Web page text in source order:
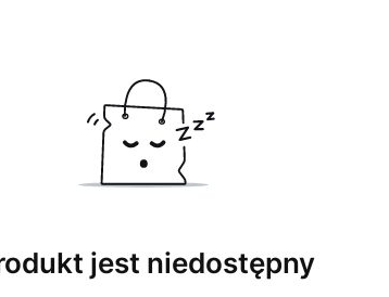
jest niedostępny